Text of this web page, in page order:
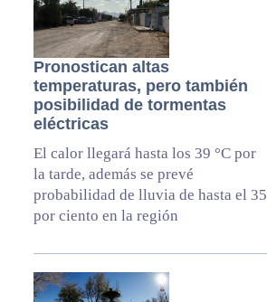
Pronostican altas
temperaturas, pero también
posibilidad de tormentas
eléctricas
El calor llegará hasta los 39 °C por
la tarde, además se prevé
probabilidad de lluvia de hasta el 35
por ciento en la región